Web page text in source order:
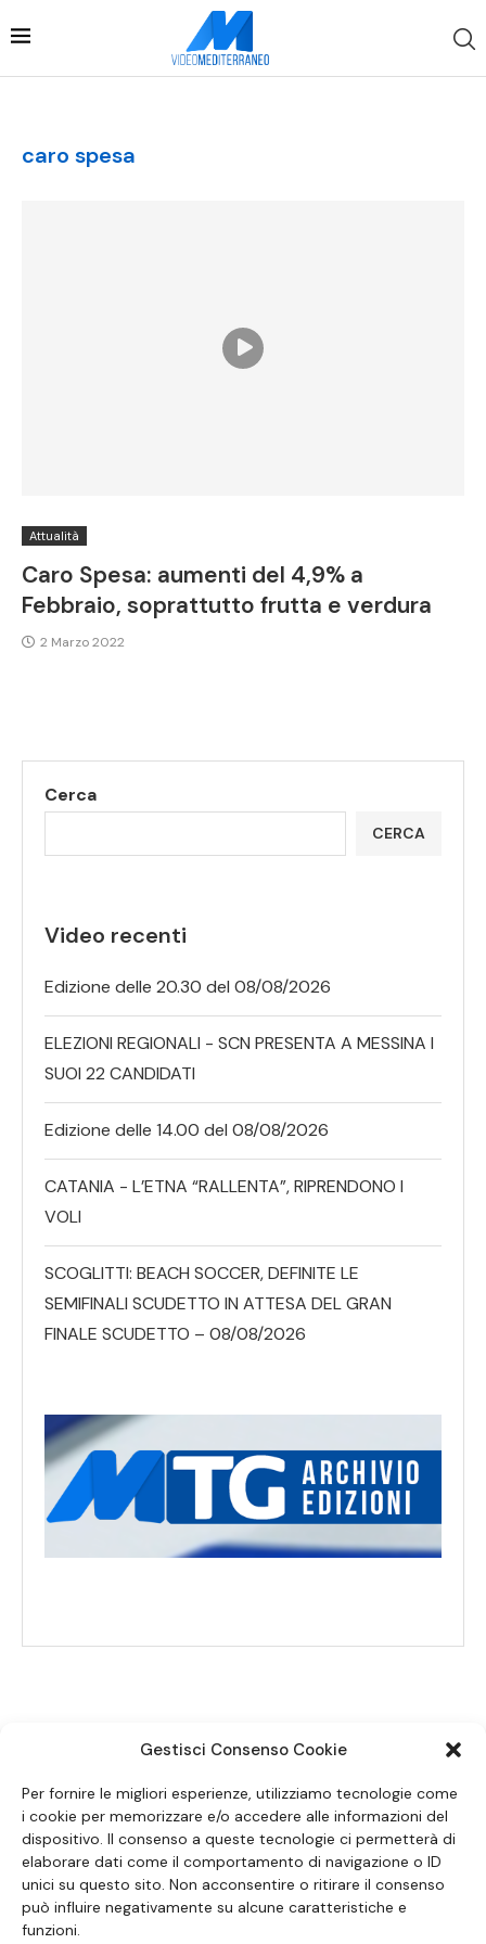
Gestisci Consenso Cookie
Per fornire le migliori esperienze, utilizziamo tecnologie come
i cookie per memorizzare e/o accedere alle informazioni del
dispositivo. Il consenso a queste tecnologie ci permetterà di
elaborare dati come il comportamento di navigazione o ID
unici su questo sito. Non acconsentire o ritirare il consenso
può influire negativamente su alcune caratteristiche e
funzioni.
caro spesa
Attualità
Caro Spesa: aumenti del 4,9% a
Febbraio, soprattutto frutta e verdura
2 Marzo 2022
Cerca
CERCA
Video recenti
Edizione delle 20.30 del 08/08/2026
ELEZIONI REGIONALI - SCN PRESENTA A MESSINA I
SUOI 22 CANDIDATI
Edizione delle 14.00 del 08/08/2026
CATANIA - L’ETNA “RALLENTA”, RIPRENDONO I
VOLI
SCOGLITTI: BEACH SOCCER, DEFINITE LE
SEMIFINALI SCUDETTO IN ATTESA DEL GRAN
FINALE SCUDETTO – 08/08/2026
SEGUICI SUI SOCIAL